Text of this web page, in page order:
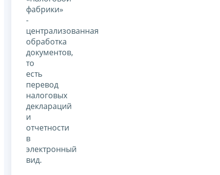
фабрики»
-
централизованная
обработка
документов,
то
есть
перевод
налоговых
деклараций
и
отчетности
в
электронный
вид.